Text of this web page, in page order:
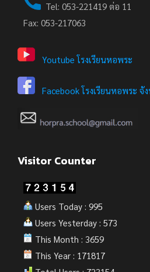
Tel: 053-221419 ต่อ 11
Fax: 053-217063
Youtube โรงเรียนหอพระ
Facebook โรงเรียนหอพระ จั
Visitor Counter
Users Today : 995
Users Yesterday : 573
This Month : 3659
This Year : 171817